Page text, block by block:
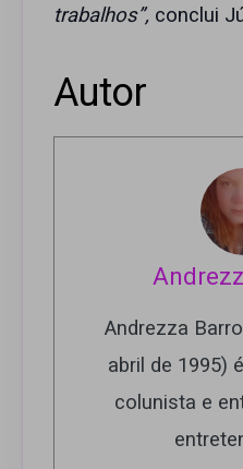
trabalhos”, conclui
Autor
Andrezza
abril de 1995)
colunista e